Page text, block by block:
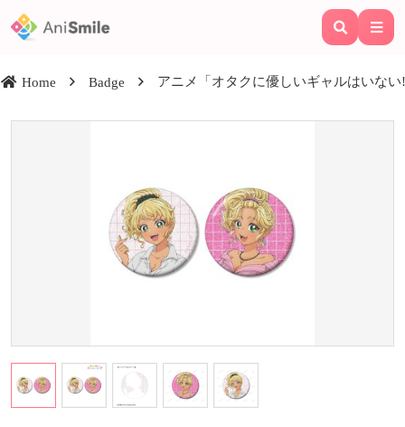
Home Badge アニメ「オタクに優しいギャルはいな